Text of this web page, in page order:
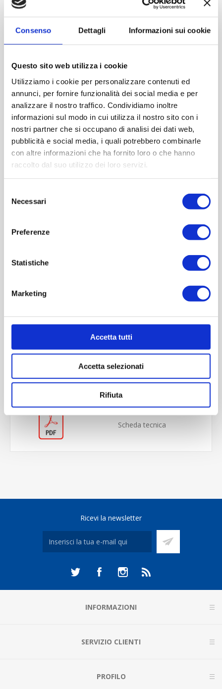
Consenso Dettagli Informazioni sui cookie
Questo sito web utilizza i cookie
Utilizziamo i cookie per personalizzare contenuti ed
annunci, per fornire funzionalità dei social media e per
analizzare il nostro traffico. Condividiamo inoltre
informazioni sul modo in cui utilizza il nostro sito con i
nostri partner che si occupano di analisi dei dati web,
pubblicità e social media, i quali potrebbero combinarle
con altre informazioni che ha fornito loro o che hanno
raccolto dal suo utilizzo dei loro servizi.
delNecessari
Preferenze
Statistiche
Marketing
Accetta tutti
Accetta selezionati
Rifiuta
Contattaci
Imboccatura:Caps.twist 82
Peso (gr):270
Altezza (mm):133
Cod.: VII8010821
Please select the address you want to ship to
OVERVIEW
REVIEWS
CONTACT US
Scheda tecnica
Ricevi la newsletter
INFORMAZIONI
SERVIZIO CLIENTI
PROFILO